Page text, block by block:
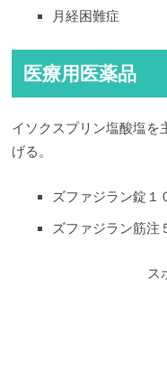
月経困難症
医療用医薬品
イソクスプリン塩酸塩を
げる。
ズファジラン錠１
ズファジラン筋注
ス